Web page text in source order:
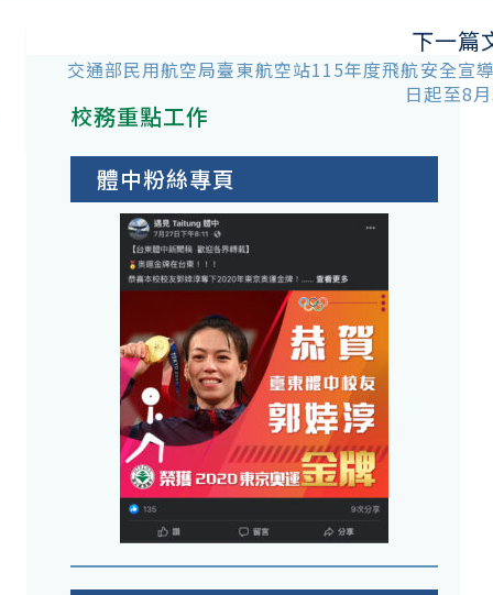
下一篇
交通部民用航空局臺東航空站115年度飛航安全宣
日起至8
校務重點工作
體中粉絲專頁